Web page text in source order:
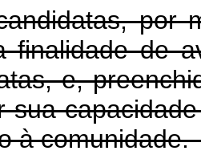
por
finalidade de
e,
sua
à